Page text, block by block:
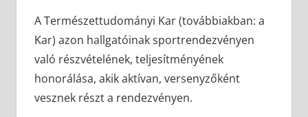
A Természettudományi Kar (továbbiakban: a
Kar) azon hallgatóinak sportrendezvényen
való részvételének, teljesítményének
honorálása, akik aktívan, versenyzőként
vesznek részt a rendezvényen.